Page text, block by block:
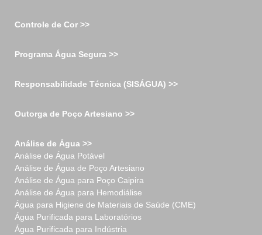
Controle de Cor >>
Programa Água Segura >>
Responsabilidade Técnica (SISÁGUA) >>
Outorga de Poço Artesiano >>
Análise de Água >>
Análise de Água Potável
Análise de Água de Poço Artesiano
Análise de Água para Poço Caipira
Análise de Água para Hemodiálise
Água para Higiene de Materiais de Saúde (CME)
Água Purificada para Laboratórios
Água Purificada para Indústria